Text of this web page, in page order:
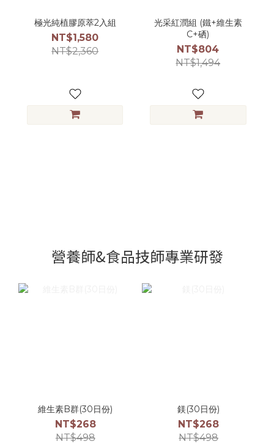
極光純植膠原萃2入組
NT$1,580
NT$2,360
光采紅潤組 (鐵+維生素
C+硒)
NT$804
NT$1,494
營養師&食品技師專業研發
維生素B群(30日份)
NT$268
NT$498
鎂(30日份)
NT$268
NT$498